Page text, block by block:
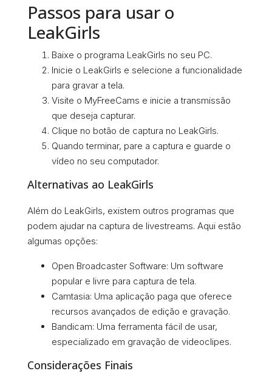
Passos para usar o
LeakGirls
Baixe o programa LeakGirls no seu PC.
Inicie o LeakGirls e selecione a funcionalidade
para gravar a tela.
Visite o MyFreeCams e inicie a transmissão
que deseja capturar.
Clique no botão de captura no LeakGirls.
Quando terminar, pare a captura e guarde o
vídeo no seu computador.
Alternativas ao LeakGirls
Além do LeakGirls, existem outros programas que
podem ajudar na captura de livestreams. Aqui estão
algumas opções:
Open Broadcaster Software: Um software
popular e livre para captura de tela.
Camtasia: Uma aplicação paga que oferece
recursos avançados de edição e gravação.
Bandicam: Uma ferramenta fácil de usar,
especializado em gravação de videoclipes.
Considerações Finais